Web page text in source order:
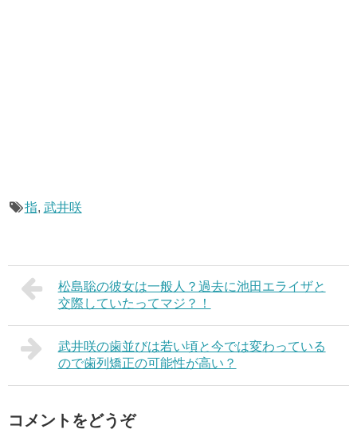
指, 武井咲
松島聡の彼女は一般人？過去に池田エライザと
交際していたってマジ？！
武井咲の歯並びは若い頃と今では変わっている
ので歯列矯正の可能性が高い？
コメントをどうぞ